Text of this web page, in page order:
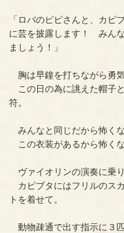
「ロバのピピさんと、カピ
に芸を披露します！ みん
ましょう！」
胸は早鐘を打ちながら勇
この日の為に誂えた帽子
符。
みんなと同じだから怖くな
この衣装があるから怖くな
ヴァイオリンの演奏に乗
カピブタにはフリルのス
トを着せて。
動物疎通で出す指示に３